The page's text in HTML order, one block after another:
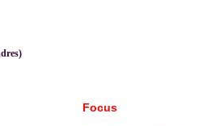
Focus